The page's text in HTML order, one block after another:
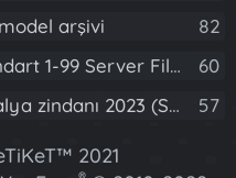
arşivi 82
1-99 Server Files 60
(Spring Sanctuary dungeon) 57
2021